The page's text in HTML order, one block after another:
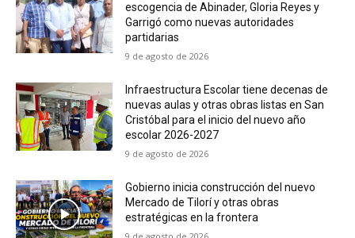
escogencia de Abinader, Gloria Reyes y
Garrigó como nuevas autoridades
partidarias
9 de agosto de 2026
Infraestructura Escolar tiene decenas de
nuevas aulas y otras obras listas en San
Cristóbal para el inicio del nuevo año
escolar 2026-2027
9 de agosto de 2026
Gobierno inicia construcción del nuevo
Mercado de Tilorí y otras obras
estratégicas en la frontera